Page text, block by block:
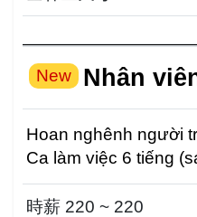
New Nhân
Hoan nghênh người
Ca làm việc 6 tiếng
dài 3,5...
時薪 220 ~ 220